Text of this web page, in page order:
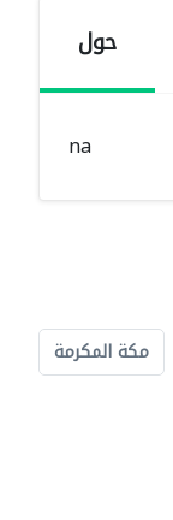
حول
na
مكة المكرمة